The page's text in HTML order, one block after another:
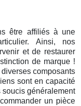
être affiliés à une
Ainsi, nos
et de restaurer
de marque !
composants
sont en capacité
généralement
un pièce